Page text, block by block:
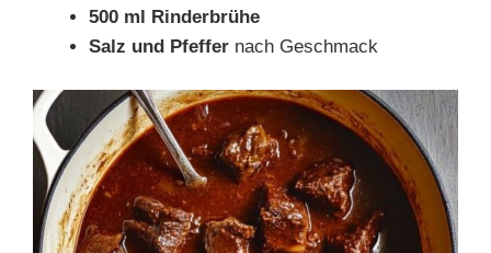
500 ml Rinderbrühe
Salz und Pfeffer nach Geschmack